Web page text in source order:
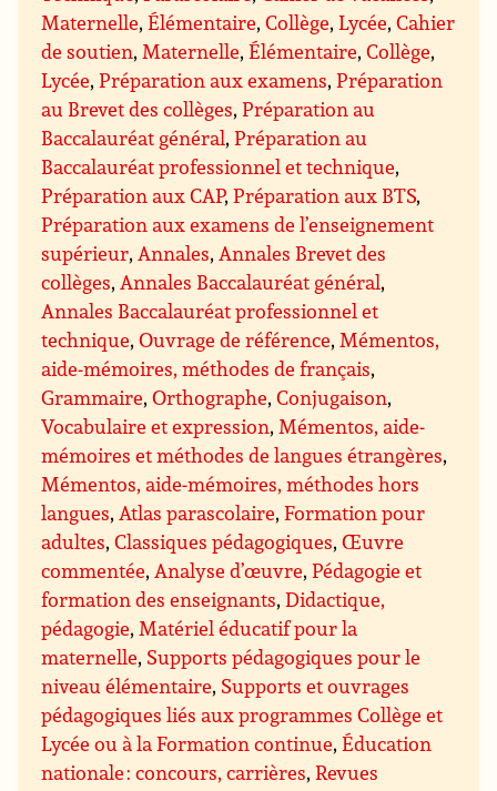
Maternelle,Élémentaire,Collège,Lycée,Cahier
de soutien, Maternelle,Élémentaire,Collège,
Lycée,Préparation aux examens,Préparation
au Brevet des collèges,Préparation au
Baccalauréat général,Préparation au
Baccalauréat professionnel et technique,
Préparation aux CAP,Préparation aux BTS,
Préparation aux examens de l’enseignement
supérieur, Annales, Annales Brevet des
collèges, Annales Baccalauréat général,
Annales Baccalauréat professionnel et
technique,Ouvrage de référence, Mémentos,
aide-mémoires, méthodes de français,
Grammaire,Orthographe,Conjugaison,
Vocabulaire et expression, Mémentos, aide-
mémoires et méthodes de langues étrangères,
Mémentos, aide-mémoires, méthodes hors
langues, Atlas parascolaire,Formation pour
adultes,Classiques pédagogiques,Œuvre
commentée, Analyse d’œuvre,Pédagogie et
formation des enseignants,Didactique,
pédagogie, Matériel éducatif pour la
maternelle, Supports pédagogiques pour le
niveau élémentaire, Supports et ouvrages
pédagogiques liés aux programmes Collège et
Lycée ou à la Formation continue,Éducation
nationale : concours, carrières,Revues